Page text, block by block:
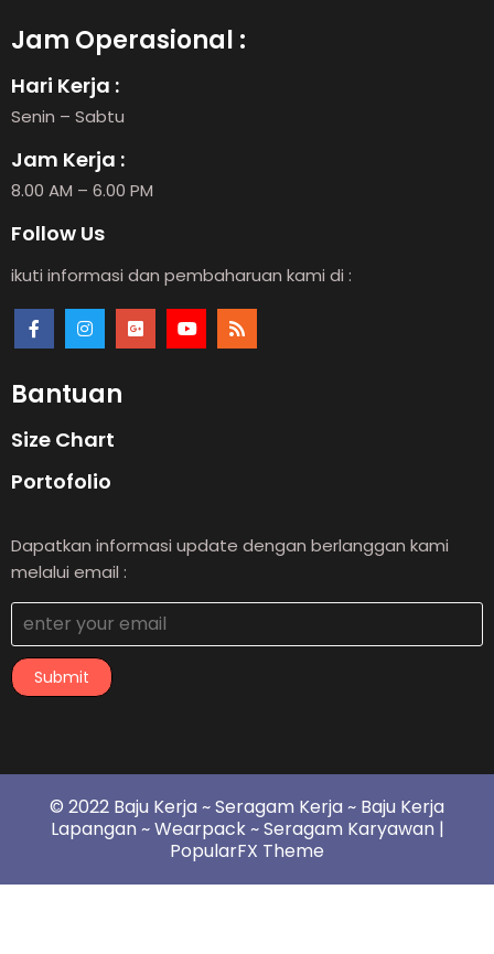
Jam Operasional :
Hari Kerja :
Senin – Sabtu
Jam Kerja :
8.00 AM – 6.00 PM
Follow Us
ikuti informasi dan pembaharuan kami di :
Bantuan
Size Chart
Portofolio
Dapatkan informasi update dengan berlanggan kami
melalui email :
Submit
© 2022 Baju Kerja ~ Seragam Kerja ~ Baju Kerja
Lapangan ~ Wearpack ~ Seragam Karyawan |
PopularFX Theme